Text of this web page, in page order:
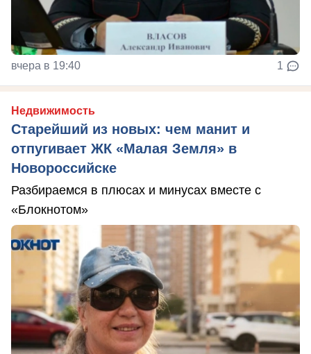
вчера в 19:40 1
Недвижимость
Старейший из новых: чем манит и
отпугивает ЖК «Малая Земля» в
Новороссийске
Разбираемся в плюсах и минусах вместе с
«Блокнотом»